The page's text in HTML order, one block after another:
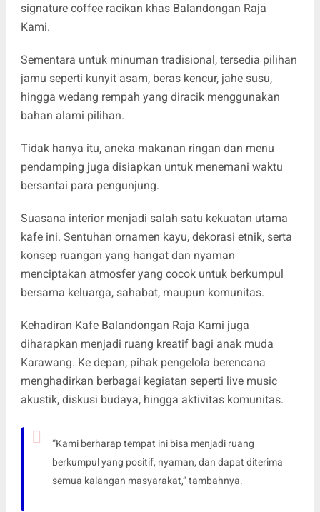
signature coffee racikan khas Balandongan Raja
Kami.
Sementara untuk minuman tradisional, tersedia pilihan
jamu seperti kunyit asam, beras kencur, jahe susu,
hingga wedang rempah yang diracik menggunakan
bahan alami pilihan.
Tidak hanya itu, aneka makanan ringan dan menu
pendamping juga disiapkan untuk menemani waktu
bersantai para pengunjung.
Suasana interior menjadi salah satu kekuatan utama
kafe ini. Sentuhan ornamen kayu, dekorasi etnik, serta
konsep ruangan yang hangat dan nyaman
menciptakan atmosfer yang cocok untuk berkumpul
bersama keluarga, sahabat, maupun komunitas.
Kehadiran Kafe Balandongan Raja Kami juga
diharapkan menjadi ruang kreatif bagi anak muda
Karawang. Ke depan, pihak pengelola berencana
menghadirkan berbagai kegiatan seperti live music
akustik, diskusi budaya, hingga aktivitas komunitas.
“Kami berharap tempat ini bisa menjadi ruang
berkumpul yang positif, nyaman, dan dapat diterima
semua kalangan masyarakat,” tambahnya.